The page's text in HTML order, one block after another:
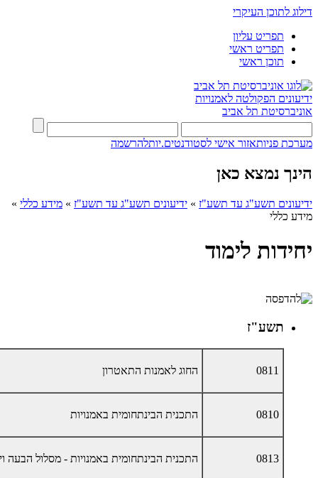
דילוג לתוכן העיקרי
תפריט עליון
תפריט ראשי
תוכן ראשי
ידיעונים הפקולטה לאמנויות
אוניברסיטת תל אביב
מערכת פניותאזור אישי לסטודנטים.יותלהרשמה
הינך נמצא כאן
ידיעונים תשע"ג עד תשע"ז » ידיעונים תשע"ג עד תשע"ז » מידע כללי »
מידע כללי
יחידות לימוד
תשע"ז
0811 החוג לאמנות התאטרון
0810 התכנית הבינתחומית באמנויות
0813 התכנית הבינתחומית באמנויות - מסלול הבעה